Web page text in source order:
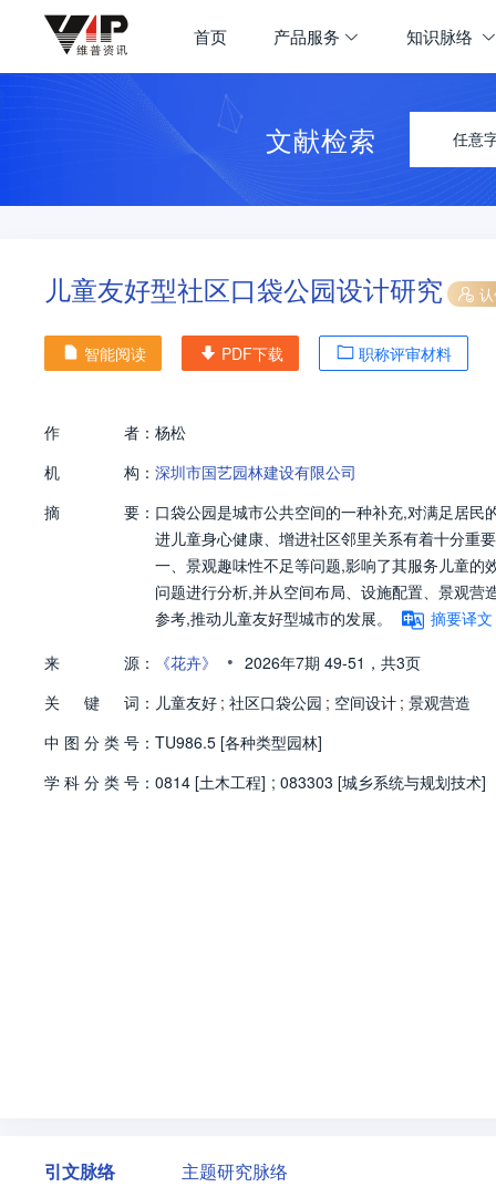
首页 产品服务 知识脉络
文献检索 任意
儿童友好型社区口袋公园设计研究
智能阅读 PDF下载 职称评审材料
作 者： 杨松
机
构： 深圳市国艺园林建设有限公司
摘
要： 口袋公园是城市公共空间的一种补充,对满足居
进儿童身心健康、增进社区邻里关系有着十分重
一、景观趣味性不足等问题,影响了其服务儿童
问题进行分析,并从空间布局、设施配置、景观
参考,推动儿童友好型城市的发展。
摘要译文
来
源： 《花卉》 • 2026年7期 49-51， 共3页
关
键 词： 儿童友好 ; 社区口袋公园 ; 空间设计 ; 景观营造
中 图 分 类 号： TU986.5 [各种类型园林]
学 科 分 类 号： 0814 [土木工程] ; 083303 [城乡系统与规划技术]
引文脉络 主题研究脉络